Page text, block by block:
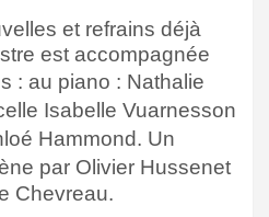
et refrains déjà
est accompagnée
: au piano : Nathalie
Isabelle Vuarnesson
Hammond. Un
par Olivier Hussenet
Chevreau.